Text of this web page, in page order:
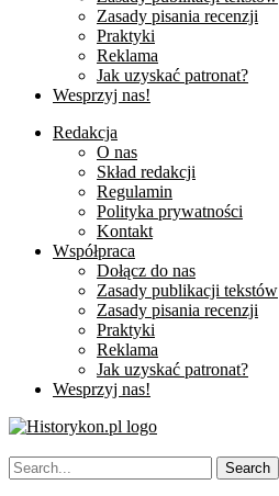
Zasady pisania recenzji
Praktyki
Reklama
Jak uzyskać patronat?
Wesprzyj nas!
Redakcja
O nas
Skład redakcji
Regulamin
Polityka prywatności
Kontakt
Współpraca
Dołącz do nas
Zasady publikacji tekstów
Zasady pisania recenzji
Praktyki
Reklama
Jak uzyskać patronat?
Wesprzyj nas!